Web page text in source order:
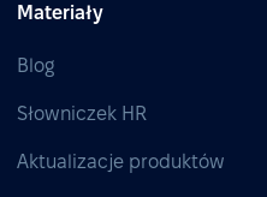
Materiały
Blog
Słowniczek HR
Aktualizacje produktów